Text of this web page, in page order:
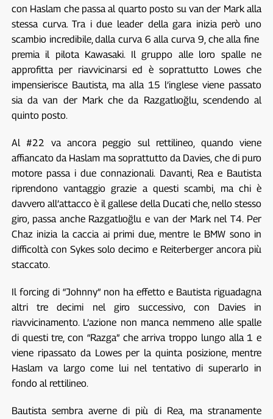
con Haslam che passa al quarto posto su van der Mark alla
stessa curva. Tra i due leader della gara inizia però uno
scambio incredibile, dalla curva 6 alla curva 9, che alla fine
premia il pilota Kawasaki. Il gruppo alle loro spalle ne
approfitta per riavvicinarsi ed è soprattutto Lowes che
impensierisce Bautista, ma alla 15 l’inglese viene passato
sia da van der Mark che da Razgatlıoğlu, scendendo al
quinto posto.
Al #22 va ancora peggio sul rettilineo, quando viene
affiancato da Haslam ma soprattutto da Davies, che di puro
motore passa i due connazionali. Davanti, Rea e Bautista
riprendono vantaggio grazie a questi scambi, ma chi è
davvero all’attacco è il gallese della Ducati che, nello stesso
giro, passa anche Razgatlıoğlu e van der Mark nel T4. Per
Chaz inizia la caccia ai primi due, mentre le BMW sono in
difficoltà con Sykes solo decimo e Reiterberger ancora più
staccato.
Il forcing di “Johnny” non ha effetto e Bautista riguadagna
altri tre decimi nel giro successivo, con Davies in
riavvicinamento. L’azione non manca nemmeno alle spalle
di questi tre, con “Razga” che arriva troppo lungo alla 1 e
viene ripassato da Lowes per la quinta posizione, mentre
Haslam va largo come lui nel tentativo di superarlo in
fondo al rettilineo.
Bautista sembra averne di più di Rea, ma stranamente